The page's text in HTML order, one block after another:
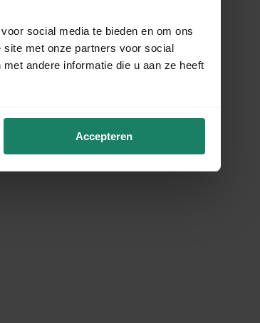
social media te bieden en om ons
met onze partners voor social
andere informatie die u aan ze heeft
Accepteren